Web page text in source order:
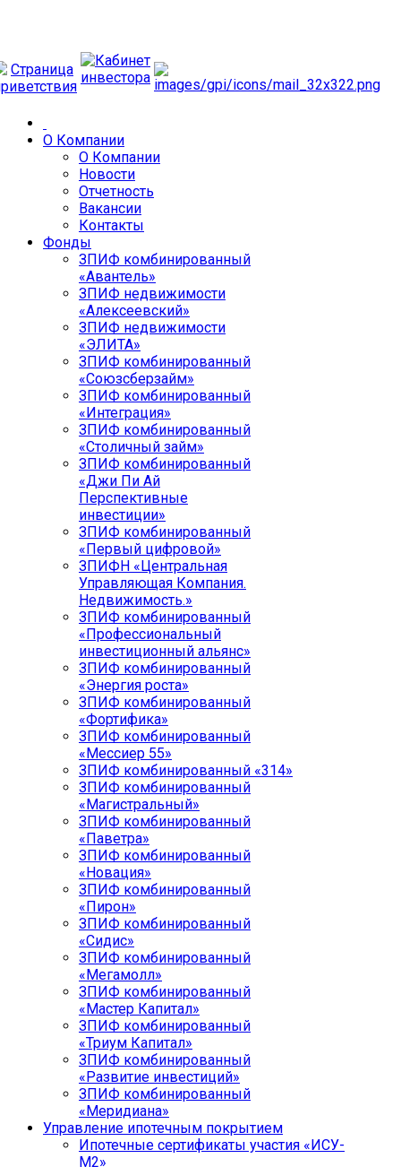
О Компании
О Компании
Новости
Отчетность
Вакансии
Контакты
Фонды
ЗПИФ комбинированный
«Авантель»
ЗПИФ недвижимости
«Алексеевский»
ЗПИФ недвижимости
«ЭЛИТА»
ЗПИФ комбинированный
«Союзсберзайм»
ЗПИФ комбинированный
«Интеграция»
ЗПИФ комбинированный
«Столичный займ»
ЗПИФ комбинированный
«Джи Пи Ай
Перспективные
инвестиции»
ЗПИФ комбинированный
«Первый цифровой»
ЗПИФН «Центральная
Управляющая Компания.
Недвижимость.»
ЗПИФ комбинированный
«Профессиональный
инвестиционный альянс»
ЗПИФ комбинированный
«Энергия роста»
ЗПИФ комбинированный
«Фортифика»
ЗПИФ комбинированный
«Мессиер 55»
ЗПИФ комбинированный «314»
ЗПИФ комбинированный
«Магистральный»
ЗПИФ комбинированный
«Паветра»
ЗПИФ комбинированный
«Новация»
ЗПИФ комбинированный
«Пирон»
ЗПИФ комбинированный
«Сидис»
ЗПИФ комбинированный
«Мегамолл»
ЗПИФ комбинированный
«Мастер Капитал»
ЗПИФ комбинированный
«Триум Капитал»
ЗПИФ комбинированный
«Развитие инвестиций»
ЗПИФ комбинированный
«Меридиана»
Управление ипотечным покрытием
Ипотечные сертификаты участия «ИСУ-
М2»